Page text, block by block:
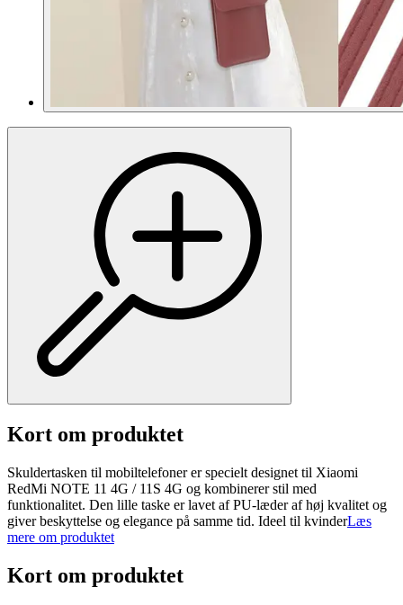
Kort om produktet
Skuldertasken til mobiltelefoner er specielt designet til Xiaomi
RedMi NOTE 11 4G / 11S 4G og kombinerer stil med
funktionalitet. Den lille taske er lavet af PU-læder af høj kvalitet og
giver beskyttelse og elegance på samme tid. Ideel til kvinderLæs
mere om produktet
Kort om produktet